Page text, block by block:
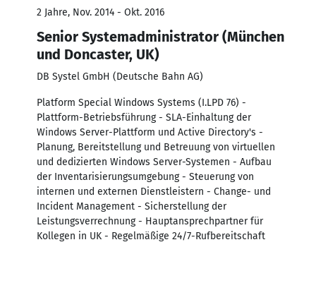
2 Jahre, Nov. 2014 - Okt. 2016
Senior Systemadministrator (München
und Doncaster, UK)
DB Systel GmbH (Deutsche Bahn AG)
Platform Special Windows Systems (I.LPD 76) -
Plattform-Betriebsführung - SLA-Einhaltung der
Windows Server-Plattform und Active Directory's -
Planung, Bereitstellung und Betreuung von virtuellen
und dedizierten Windows Server-Systemen - Aufbau
der Inventarisierungsumgebung - Steuerung von
internen und externen Dienstleistern - Change- und
Incident Management - Sicherstellung der
Leistungsverrechnung - Hauptansprechpartner für
Kollegen in UK - Regelmäßige 24/7-Rufbereitschaft